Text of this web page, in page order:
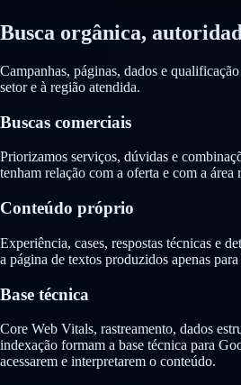
Busca orgânica,
Campanhas, páginas, dados e
setor e à região atendida.
Buscas comerciais
Priorizamos serviços, dúvidas e
tenham relação com a oferta e com a área
Conteúdo próprio
Experiência, cases, respostas técnicas e
a página de textos produzidos apenas
Base técnica
Core Web Vitals, rastreamento, dados
indexação formam a base técnica para
acessarem e interpretarem o conteúdo.